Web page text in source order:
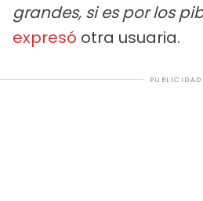
grandes, si es por los
expresó otra usuaria.
PUBLICIDAD